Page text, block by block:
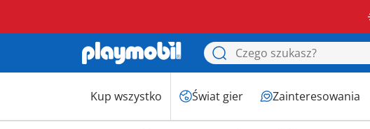
Kup wszystko Świat gier Zainteresowania